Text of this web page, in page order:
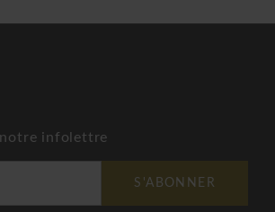
infolettre
S'ABONNER